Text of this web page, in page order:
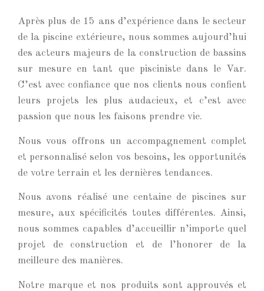
Après plus de 15 ans d’expérience dans le secteur
de la piscine extérieure, nous sommes aujourd’hui
des acteurs majeurs de la construction de bassins
sur mesure en tant que pisciniste dans le Var.
C’est avec confiance que nos clients nous confient
leurs projets les plus audacieux, et c’est avec
passion que nous les faisons prendre vie.
Nous vous offrons un accompagnement complet
et personnalisé selon vos besoins, les opportunités
de votre terrain et les dernières tendances.
Nous avons réalisé une centaine de piscines sur
mesure, aux spécificités toutes différentes. Ainsi,
nous sommes capables d’accueillir n’importe quel
projet de construction et de l’honorer de la
meilleure des manières.
Notre marque et nos produits sont approuvés et